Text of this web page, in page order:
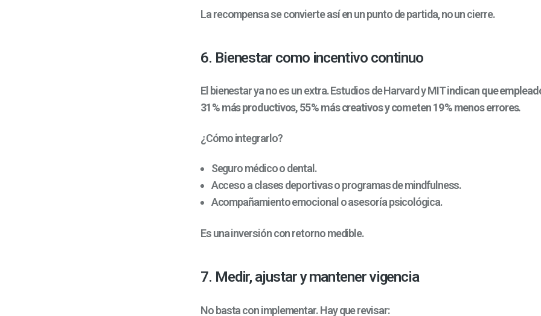
La recompensa se convierte así en un punto de partida, no un cierre.
6. Bienestar como incentivo continuo
El bienestar ya no es un extra. Estudios de Harvard y MITindican que
31 % más productivos, 55 % más creativos y cometen 19 % menos errores.
¿Cómo integrarlo?
Seguro médico o dental.
Acceso a clases deportivas o programas de mindfulness.
Acompañamiento emocional o asesoría psicológica.
Es una inversión con retorno medible.
7. Medir, ajustar y mantener vigencia
No basta con implementar. Hay que revisar: